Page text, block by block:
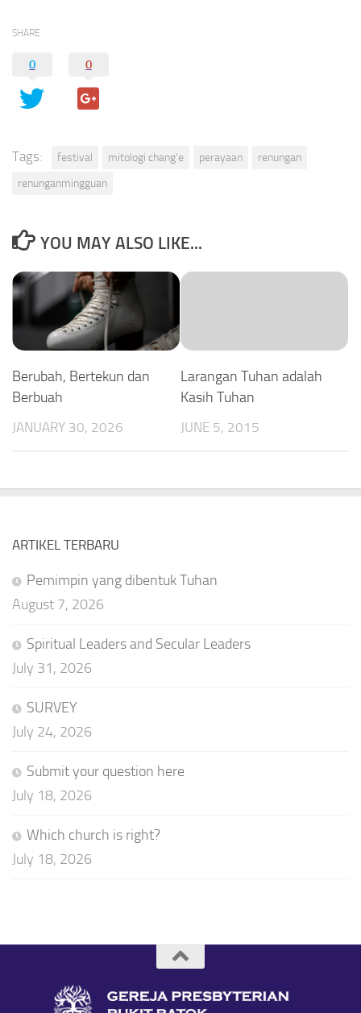
SHARE
0 0
Tags: festival mitologi chang'e perayaan
renungan
renunganmingguan
YOU MAY ALSO LIKE...
Berubah, Bertekun dan
Berbuah
JANUARY 30, 2026
Larangan Tuhan adalah
Kasih Tuhan
JUNE 5, 2015
ARTIKEL TERBARU
Pemimpin yang dibentuk Tuhan
August 7, 2026
Spiritual Leaders and Secular Leaders
July 31, 2026
SURVEY
July 24, 2026
Submit your question here
July 18, 2026
Which church is right?
July 18, 2026